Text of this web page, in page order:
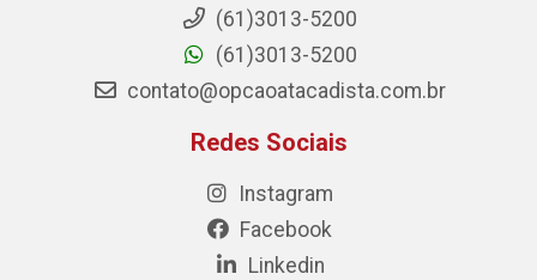
(61)3013-5200
(61)3013-5200
contato@opcaoatacadista.com.br
Redes Sociais
Instagram
Facebook
Linkedin